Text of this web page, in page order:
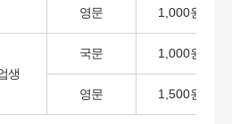
영문 1,000원
생
국문 1,000원
영문 1,500원